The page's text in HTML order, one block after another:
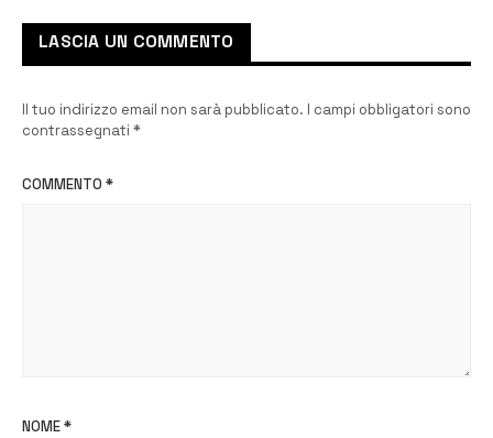
LASCIA UN COMMENTO
Il tuo indirizzo email non sarà pubblicato. I campi obbligatori sono
contrassegnati *
COMMENTO *
NOME*